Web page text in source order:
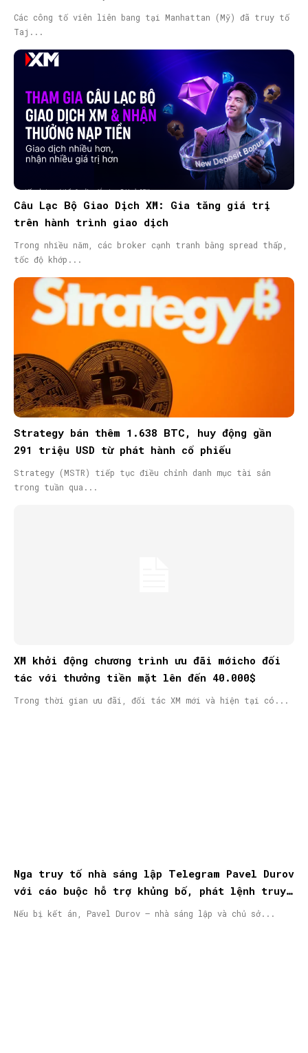
Các công tố viên liên bang tại Manhattan (Mỹ) đã truy tố
Taj...
Câu Lạc Bộ Giao Dịch XM: Gia tăng giá trị
trên hành trình giao dịch
Trong nhiều năm, các broker cạnh tranh bằng spread thấp,
tốc độ khớp...
Strategy bán thêm 1.638 BTC, huy động gần
291 triệu USD từ phát hành cổ phiếu
Strategy (MSTR) tiếp tục điều chỉnh danh mục tài sản
trong tuần qua...
XM khởi động chương trình ưu đãi mớicho đối
tác với thưởng tiền mặt lên đến 40.000$
Trong thời gian ưu đãi, đối tác XM mới và hiện tại có...
Nga truy tố nhà sáng lập Telegram Pavel Durov
với cáo buộc hỗ trợ khủng bố, phát lệnh truy
nã quốc tế
Nếu bị kết án, Pavel Durov – nhà sáng lập và chủ sở...